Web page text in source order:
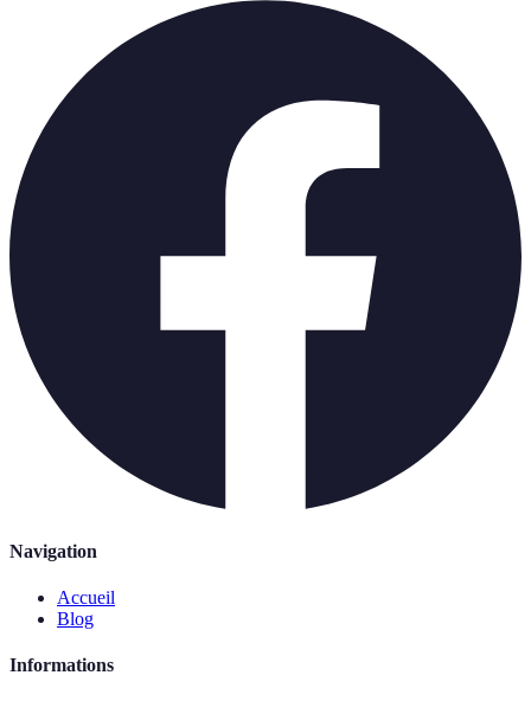
Navigation
Accueil
Blog
Informations